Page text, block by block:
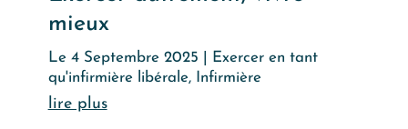
mieux
Le 4 Septembre 2025
Exercer en tant
qu'infirmière libérale, Infirmière
Lire l'article